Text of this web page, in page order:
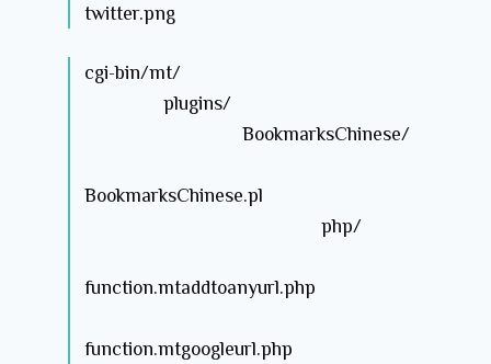
twitter.png
cgi-bin/mt/
plugins/
BookmarksChinese/
BookmarksChinese.pl
php/
function.mtaddtoanyurl.php
function.mtgoogleurl.php